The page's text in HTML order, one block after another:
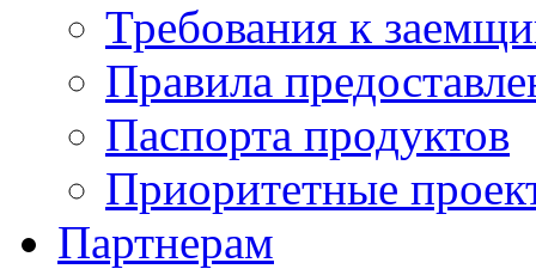
Требования к
Правила
Паспорта продуктов
Приоритетные
Партнерам